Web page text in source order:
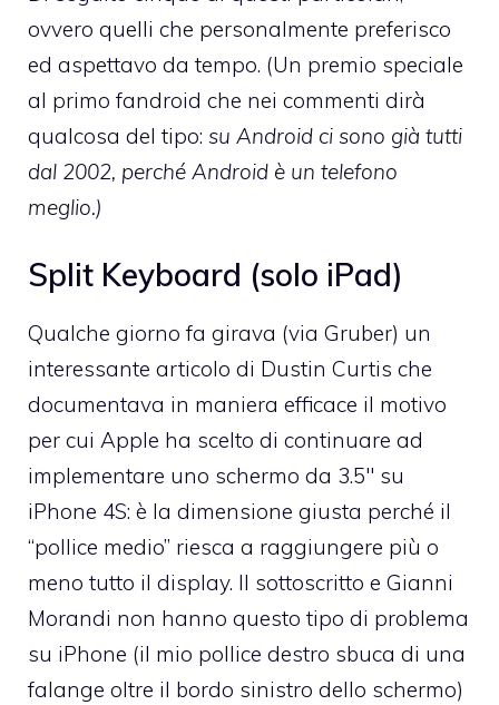
ovvero quelli che personalmente preferisco
ed aspettavo da tempo. (Un premio speciale
al primo fandroid che nei commenti dirà
qualcosa del tipo: su Android ci sono già tutti
dal 2002, perché Android è un telefono
meglio.)
Split Keyboard (solo iPad)
Qualche giorno fa girava (via Gruber) un
interessante articolo di Dustin Curtis che
documentava in maniera efficace il motivo
per cui Apple ha scelto di continuare ad
implementare uno schermo da 3.5″ su
iPhone 4S: è la dimensione giusta perché il
“pollice medio” riesca a raggiungere più o
meno tutto il display. Il sottoscritto e Gianni
Morandi non hanno questo tipo di problema
su iPhone (il mio pollice destro sbuca di una
falange oltre il bordo sinistro dello schermo)